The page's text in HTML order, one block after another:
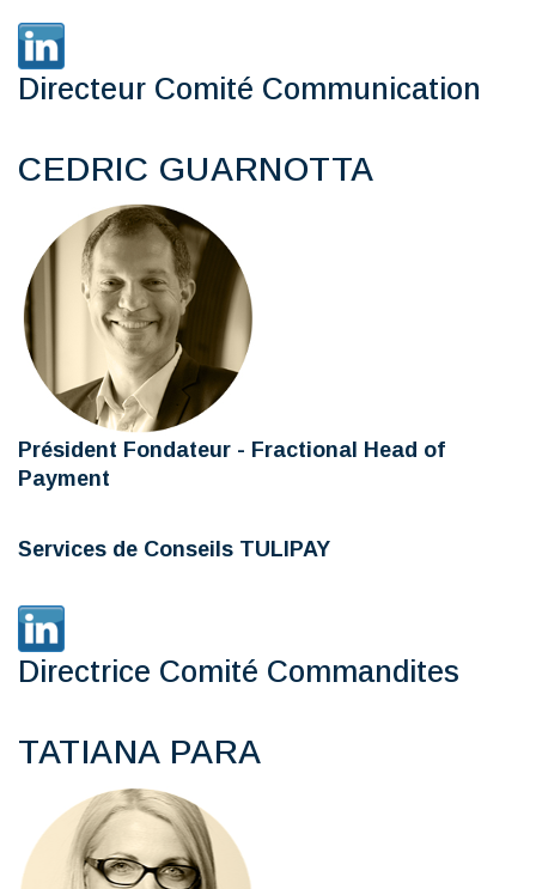
Directeur Comité Communication
CEDRIC GUARNOTTA
Président Fondateur - Fractional Head of
Payment
Services de Conseils TULIPAY
Directrice Comité Commandites
TATIANA PARA